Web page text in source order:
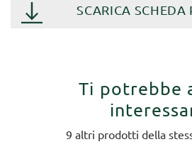
SCARICA SCHEDA
Ti potrebbe
9 altri prodotti della